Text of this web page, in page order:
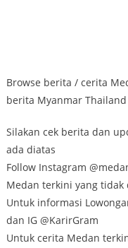
Browse berita / cerita
berita Myanmar
Silakan cek berita dan
ada diatas
Follow Instagram
Medan terkini yang tidak
Untuk informasi
dan IG @KarirGram
Untuk cerita Medan